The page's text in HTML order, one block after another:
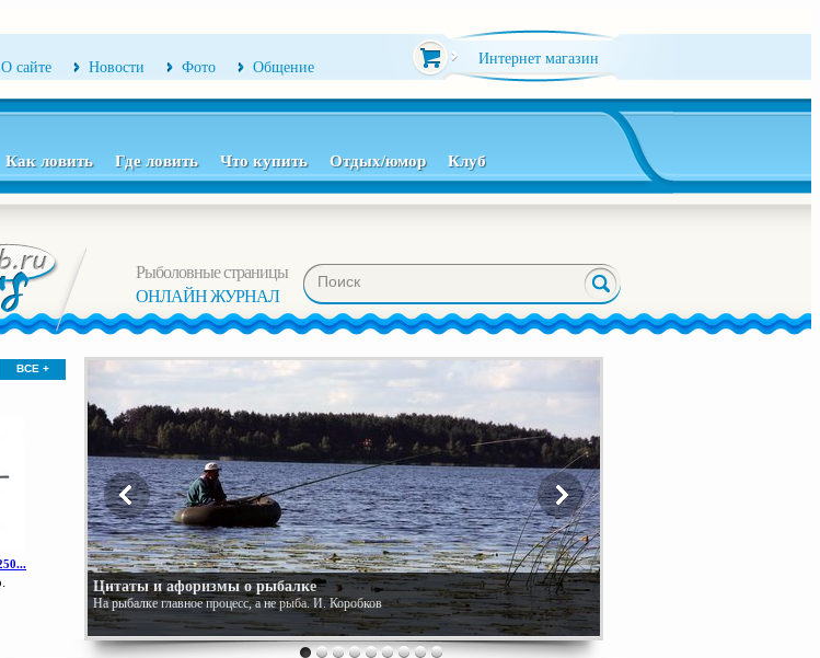
О сайте Новости Фото Общение
Интернет магазин
Как ловить Где ловить Что купить Отдых/юмор Клуб
Рыболовные страницы
ОНЛАЙН ЖУРНАЛ
ВСЕ +
Цитаты и афоризмы о рыбалке
На рыбалке главное процесс, а не рыба. И. Коробков